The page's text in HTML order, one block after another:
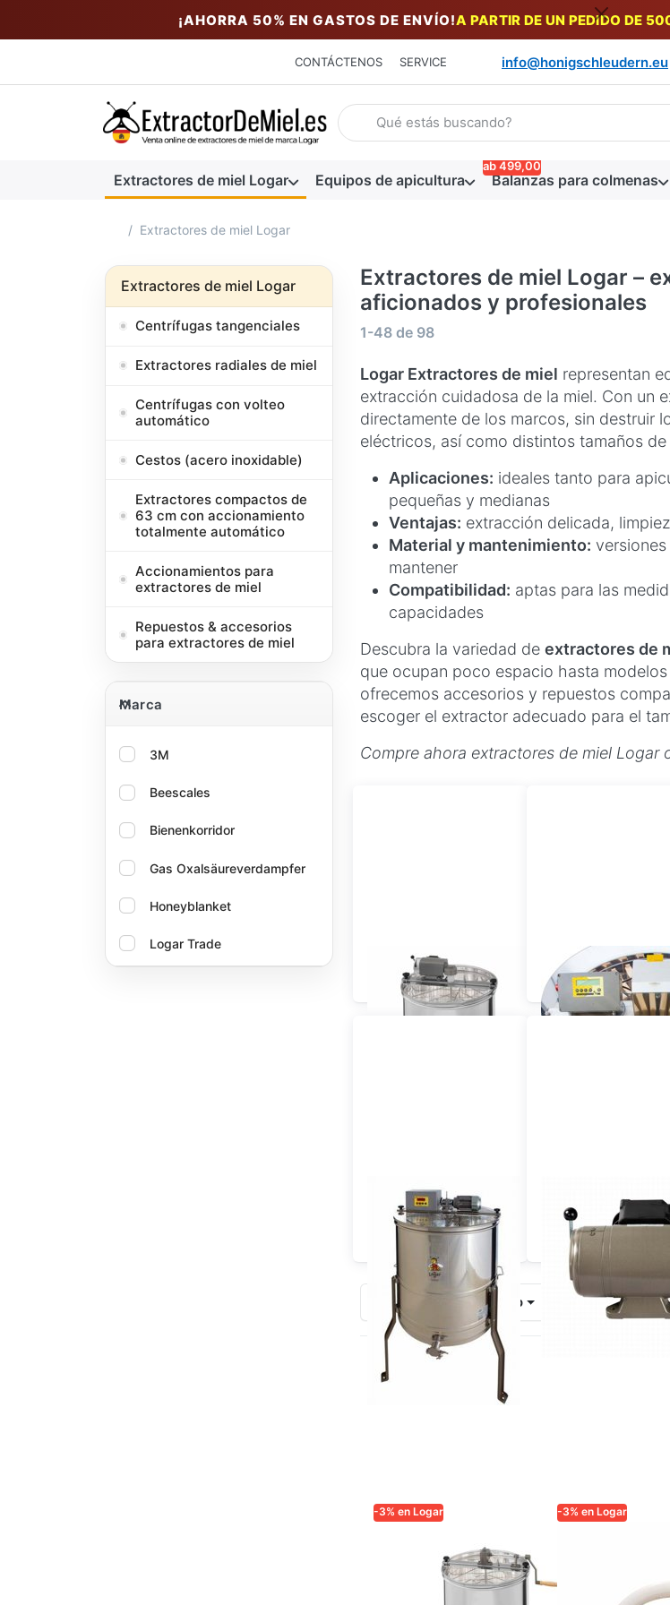
¡AHORRA 50% EN GASTOS DE ENVÍO!A PARTIR DE UN PEDIDO DE
CONTÁCTENOS SERVICE info@honigschleudern.eu
Introduzca un término de búsqueda. Los primeros
Extractores de miel Logar Equipos de apicultura Balanzas para colmenas
ab 499,00
Página de inicio
Extractores de miel Logar
Extractores de miel Logar
Centrífugas tangenciales
Extractores radiales de miel
Centrífugas con volteo
automático
Cestos (acero inoxidable)
Extractores compactos de
63 cm con accionamiento
totalmente automático
Accionamientos para
extractores de miel
Repuestos & accesorios
para extractores de miel
Marca
Marca
3M
Beescales
Bienenkorridor
Gas Oxalsäureverdampfer
Honeyblanket
Logar Trade
Extractores de miel Logar –
aficionados y profesionales
Resultados de la búsqueda:
1-48 de 98
Logar Extractores de miel representan
extracción cuidadosa de la miel. Con un
directamente de los marcos, sin destruir
eléctricos, así como distintos tamaños
Aplicaciones: ideales tanto para
pequeñas y medianas
Ventajas: extracción delicada,
Material y mantenimiento:
mantener
Compatibilidad: aptas para las
capacidades
Descubra la variedad de extractores de
que ocupan poco espacio hasta
ofrecemos accesorios y repuestos
escoger el extractor adecuado para el
Compre ahora extractores de miel Logar
Centrífugas
tangenciales
Extractores radiales
miel
Extractores compactos
de 63 cm con
accionamiento
totalmente automático
extractores de
Ordenar por Destacado
-3% en Logar
Extractor de
miel Logar
-3% en Logar
grifo de